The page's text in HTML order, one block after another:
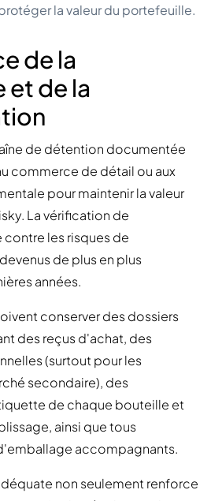
la valeur du portefeuille.
de la
et de la
de détention documentée
commerce de détail ou aux
pour maintenir la valeur
La vérification de
les risques de
de plus en plus
années.
conserver des dossiers
des reçus d'achat, des
(surtout pour les
secondaire), des
de chaque bouteille et
ainsi que tous
accompagnants.
non seulement renforce